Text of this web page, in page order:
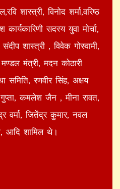
शास्त्री, विनोद शर्मा,वरिष्ठ
सदस्य युवा मोर्चा,
शास्त्री , विवेक गोस्वामी,
मंत्री, मदन कोठारी
समिति, रणवीर सिंह, अक्षय
कमलेश जैन , मीना रावत,
वर्मा, जितेंद्र कुमार, नवल
आदि शामिल थे।